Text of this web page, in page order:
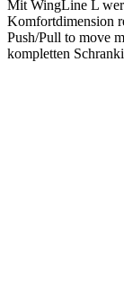
Mit WingLine L
Komfortdimension
Push/Pull to move
kompletten